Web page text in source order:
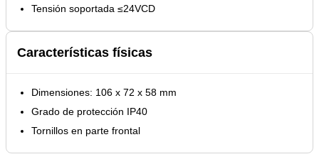
Tensión soportada ≤24VCD
Características físicas
Dimensiones: 106 x 72 x 58 mm
Grado de protección IP40
Tornillos en parte frontal